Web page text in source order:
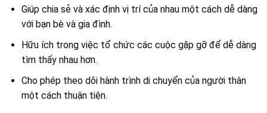
Giúp chia sẻ và xác định vị trí của nhau một cách dễ dàng
với bạn bè và gia đình.
Hữu ích trong việc tổ chức các cuộc gặp gỡ để dễ dàng
tìm thấy nhau hơn.
Cho phép theo dõi hành trình di chuyển của người thân
một cách thuận tiện.